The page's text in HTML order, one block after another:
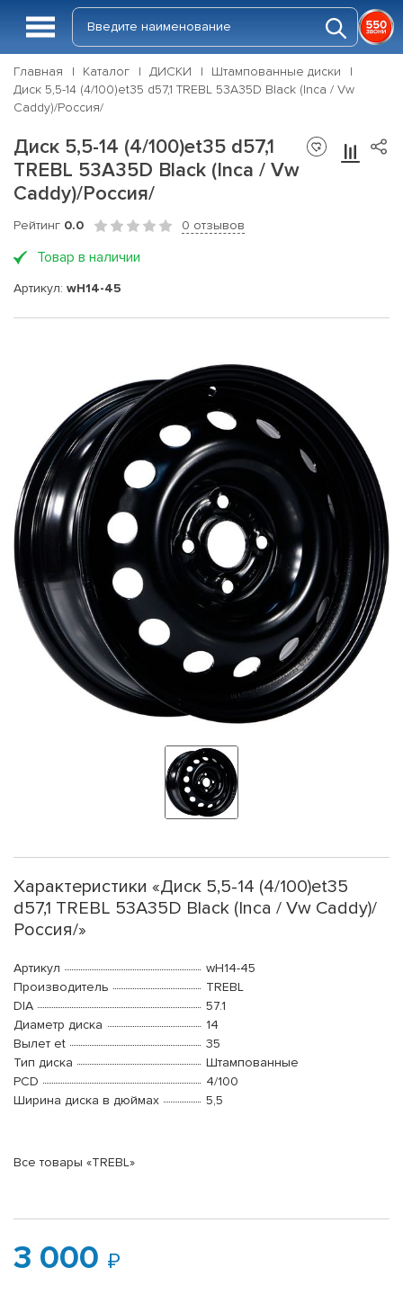
Главная Каталог ДИСКИ
Штампованные диски
Диск 5,5-14 (4/100)et35 d57,1 TREBL 53A35D Black (Inca / Vw
Caddy)/Россия/
Диск 5,5-14 (4/100)et35 d57,1
TREBL 53A35D Black (Inca / Vw
Caddy)/Россия/
Рейтинг 0.0 0 отзывов
Товар в наличии
Артикул: wH14-45
Характеристики «Диск 5,5-14 (4/100)et35
d57,1 TREBL 53A35D Black (Inca / Vw Caddy)/
Россия/»
Артикул
wH14-45
Производитель
TREBL
DIA
57.1
Диаметр диска
14
Вылет et
35
Тип диска
Штампованные
PCD
4/100
Ширина диска в дюймах
5,5
Все товары «TREBL»
3 000